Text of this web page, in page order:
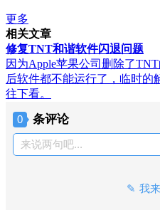
更多
相关文章
修复TNT和谐软件闪退问题
因为Apple苹果公司删除了
后软件都不能运行了，临时的
往下看。
0 条评论
来说两句吧...
我